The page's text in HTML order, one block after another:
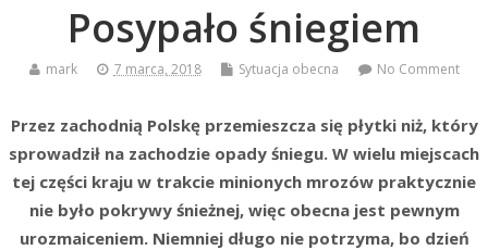
Posypało śniegiem
mark 7 marca, 2018 Sytuacja obecna No Comment
Przez zachodnią Polskę przemieszcza się płytki niż, który
sprowadził na zachodzie opady śniegu. W wielu miejscach
tej części kraju w trakcie minionych mrozów praktycznie
nie było pokrywy śnieżnej, więc obecna jest pewnym
urozmaiceniem. Niemniej długo nie potrzyma, bo dzień